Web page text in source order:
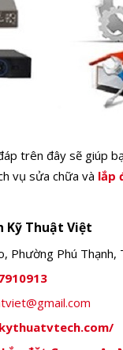
trên đây sẽ giúp
vụ sửa chữa và lắp
Kỹ Thuật Việt
Phường Phú Thạnh,